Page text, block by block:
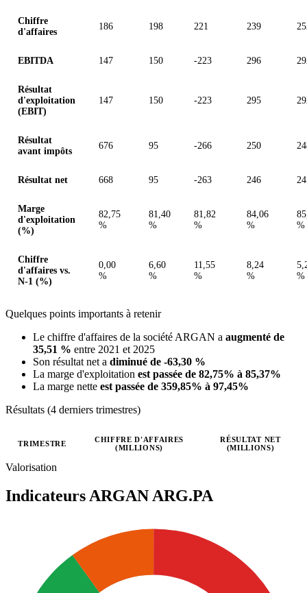
Chiffre
d'affaires
186 198 221 239
EBITDA 147 150 -223 296
Résultat
d'exploitation
(EBIT)
147 150 -223 295
Résultat
avant impôts
676 95 -266 250
Résultat net 668 95 -263 246
Marge
d'exploitation
(%)
82,75
%
81,40
%
81,82
%
84,06
%
%
Chiffre
d'affaires vs.
N-1 (%)
0,00
%
6,60
%
11,55
%
8,24
%
%
Quelques points importants à retenir
Le chiffre d'affaires de la société ARGAN a augmenté de
35,51 % entre 2021 et 2025
Son résultat net a diminué de -63,30 %
La marge d'exploitation est passée de 82,75% à 85,37%
La marge nette est passée de 359,85% à 97,45%
Résultats (4 derniers trimestres)
Valeurs trimestrielles en millions (euro)
TRIMESTRE
CHIFFRE D'AFFAIRES
(MILLIONS)
RÉSULTAT NET
(MILLIONS)
Valorisation
Indicateurs ARGANARG.PA